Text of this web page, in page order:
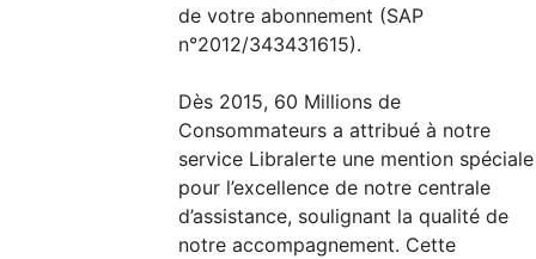
de votre abonnement (SAP
n°2012/343431615).
Dès 2015, 60 Millions de
Consommateurs a attribué à notre
service Libralerte une mention spéciale
pour l’excellence de notre centrale
d’assistance, soulignant la qualité de
notre accompagnement. Cette